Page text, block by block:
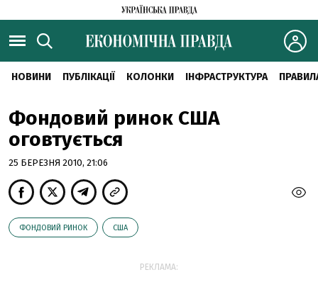
НОВИНИ ПУБЛІКАЦІЇ КОЛОНКИ ІНФРАСТРУКТУРА
Фондовий ринок США
оговтується
25 БЕРЕЗНЯ 2010, 21:06
ФОНДОВИЙ РИНОК США
РЕКЛАМА: